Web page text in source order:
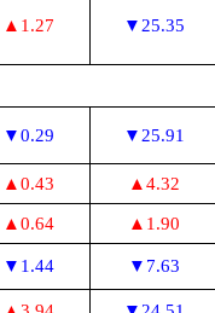
▲1.27 ▼25.35
▼0.29 ▼25.91
▲0.43 ▲4.32
▲0.64 ▲1.90
▼1.44 ▼7.63